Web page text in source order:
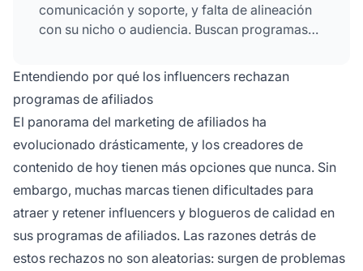
comunicación y soporte, y falta de alineación
con su nicho o audiencia. Buscan programas
comisiones competitivas, comunicación clara y
que se alineen con los valores de su marca.
Entendiendo por qué los influencers rechazan
programas de afiliados
El panorama del marketing de afiliados ha
evolucionado drásticamente, y los creadores de
contenido de hoy tienen más opciones que nunca. Sin
embargo, muchas marcas tienen dificultades para
atraer y retener influencers y blogueros de calidad en
sus programas de afiliados. Las razones detrás de
estos rechazos no son aleatorias: surgen de problemas